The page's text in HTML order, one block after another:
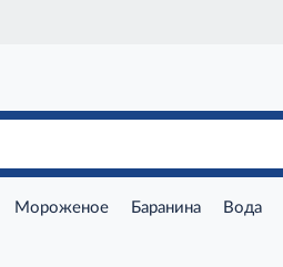
Мороженое Баранина Вода